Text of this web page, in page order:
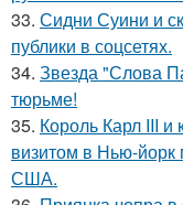
33. Сидни Суини и
публики в соцсетях.
34. Звезда "Слова
тюрьме!
35. Король Карл III
визитом в Нью-йорк
США.